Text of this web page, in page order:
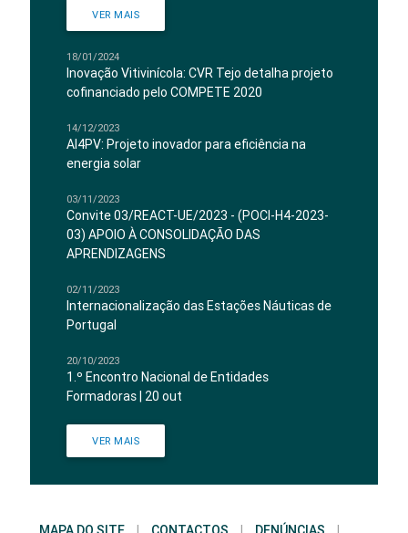
VER MAIS
18/01/2024
Inovação Vitivinícola: CVR Tejo detalha projeto
cofinanciado pelo COMPETE 2020
14/12/2023
AI4PV: Projeto inovador para eficiência na
energia solar
03/11/2023
Convite 03/REACT-UE/2023 - (POCI-H4-2023-
03) APOIO À CONSOLIDAÇÃO DAS
APRENDIZAGENS
02/11/2023
Internacionalização das Estações Náuticas de
Portugal
20/10/2023
1.º Encontro Nacional de Entidades
Formadoras | 20 out
VER MAIS